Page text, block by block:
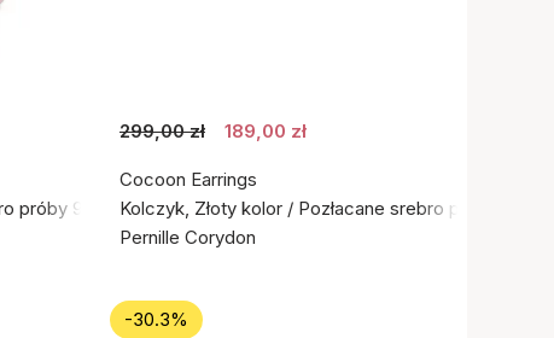
próby 925
299,00 zł 189,00 zł
Cocoon Earrings
Kolczyk, Złoty kolor / Pozłacane srebro próby 925
Pernille Corydon
-30.3%